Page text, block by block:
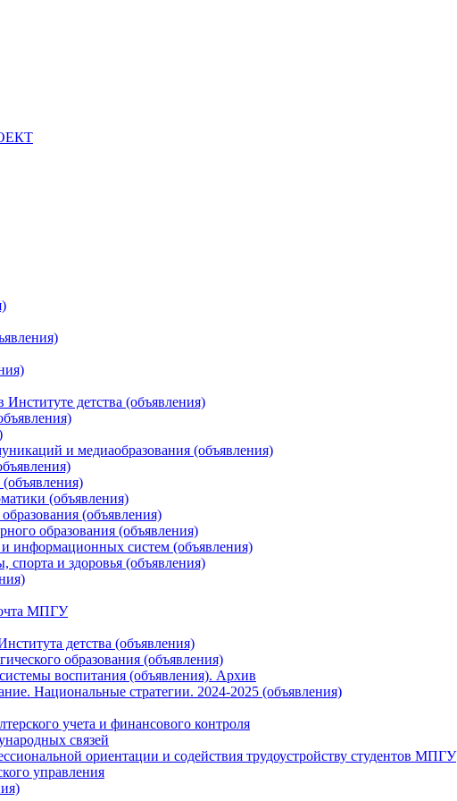
детства (объявления)
и медиаобразования (объявления)
(объявления)
(объявления)
образования (объявления)
информационных систем (объявления)
спорта и здоровья (объявления)
МПГУ
детства (объявления)
образования (объявления)
воспитания (объявления). Архив
Национальные стратегии. 2024-2025 (объявления)
учета и финансового контроля
связей
ориентации и содействия трудоустройству студентов МПГУ
управления